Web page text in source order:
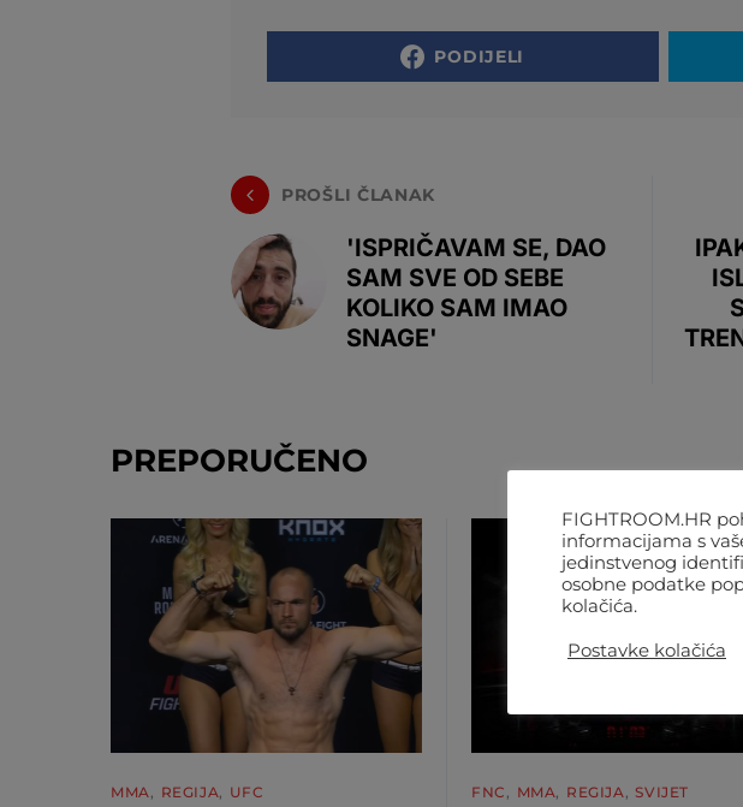
PODIJELI
PROŠLI ČLANAK
'ISPRIČAVAM SE, DAO
SAM SVE OD SEBE
KOLIKO SAM IMAO
SNAGE'
PREPORUČENO
MMA REGIJA UFC FNC MMA REGIJA SVIJET
FIGHTROOM.HR
informacijama s
jedinstvenog
osobne podatke
kolačića.
Postavke kolačića